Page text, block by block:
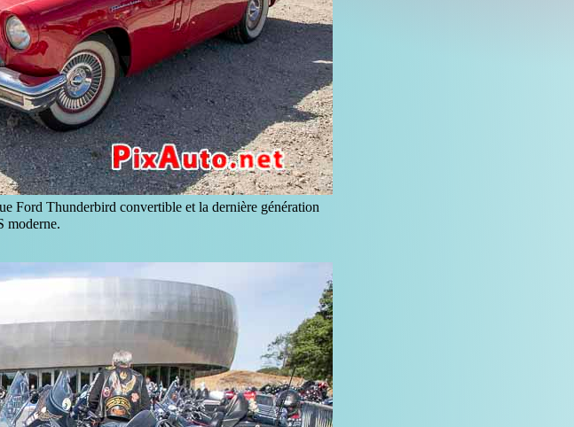
Ford Thunderbird convertible et la dernière génération
moderne.